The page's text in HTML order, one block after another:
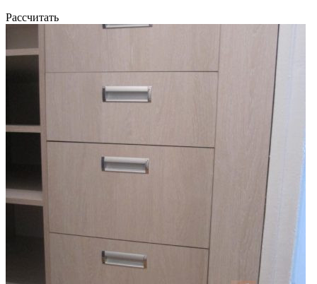
Рассчитать